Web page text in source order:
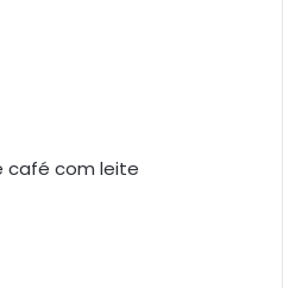
café com leite